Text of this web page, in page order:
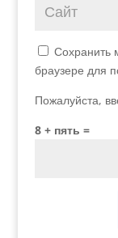
Сохранить
браузере для
Пожалуйста,
8 + пять =